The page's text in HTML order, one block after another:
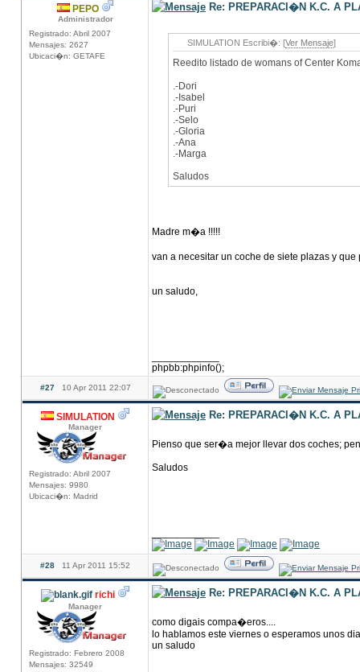
PEPO
Administrador
Registrado: Abril 2007
Mensajes: 2627
Ubicaci�n: GETAFE
Re: PREPARACI�N K.C. A
SIMULATION Escribi�: [Ver Mensaje]
Reedito listado de womans of Center
.-Dori
.-Isabel
.-Puri
.-Selo
.-Gloria
.-Ana
.-Marga
Saludos
Madre m�a !!!!!
van a necesitar un coche de siete plazas y
un saludo,
phpbb:phpinfo();
#27 10 Apr 2011 22:07
SIMULATION
Manager
Registrado: Abril 2007
Mensajes: 9980
Ubicaci�n: Madrid
Re: PREPARACI�N K.C. A
Pienso que ser�a mejor llevar dos coches;
Saludos
#28 11 Apr 2011 15:52
richi
Manager
Registrado: Febrero 2008
Mensajes: 32549
Re: PREPARACI�N K.C. A
como digais compa�eros....
lo hablamos este viernes o esperamos unos
un saludo